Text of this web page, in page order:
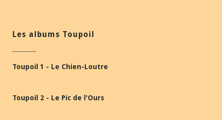
Les albums Toupoil
Toupoil 1 - Le Chien-Loutre
Toupoil 2 - Le Pic de l'Ours